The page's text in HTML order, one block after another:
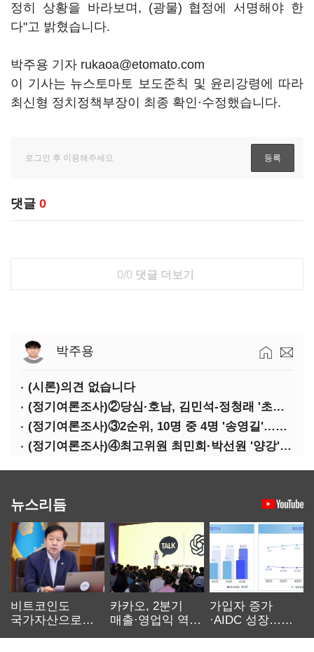
정히 상황을 바라보며, (광물) 협정에 서명해야 한
다"고 밝혔습니다.
박주용 기자 rukaoa@etomato.com
이 기사는 뉴스토마토 보도준칙 및 윤리강령에 따라
최신형 정치정책부장이 최종 확인·수정했습니다.
댓글 0
0/0 댓글 더보기
박주용
(시론)의견 없습니다
(정기여론조사)②당심·호남, 김민석-정청래 '초접전'
(정기여론조사)③2순위, 10명 중 4명 '송영길'…정청래 '한 자릿수'
(정기여론조사)④최고위원 최민희·박선원 '양강'…서미화·이성윤·임미애 뒤이어
뉴스리듬
비트코인도
국가자산으로…'
카카오, 2분기
매출·영업익 역대
가입자 증가
·AIDC 성장…